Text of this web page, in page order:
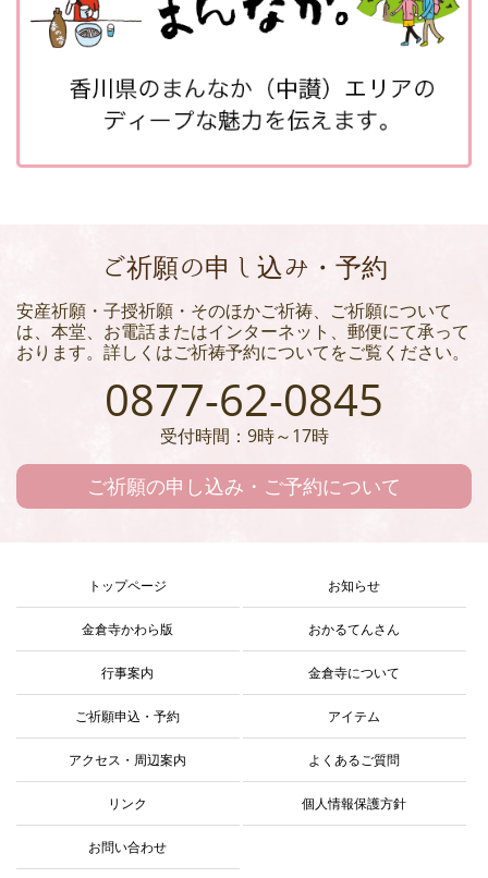
ご祈願の申し込み・予約
安産祈願・子授祈願・そのほかご祈祷、ご祈願について
は、本堂、お電話またはインターネット、郵便にて承って
おります。詳しくはご祈祷予約についてをご覧ください。
0877-62-0845
受付時間：9時～17時
ご祈願の申し込み・ご予約について
トップページ お知らせ
金倉寺かわら版 おかるてんさん
行事案内 金倉寺について
ご祈願申込・予約 アイテム
アクセス・周辺案内 よくあるご質問
リンク 個人情報保護方針
お問い合わせ